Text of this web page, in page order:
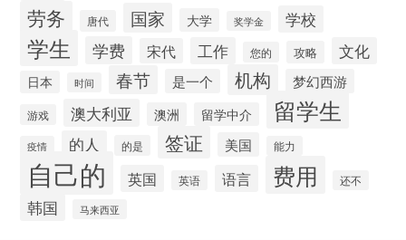
劳务 唐代 国家 大学 奖学金 学校
学生 学费 宋代 工作 您的 攻略 文化
日本 时间 春节 是一个 机构 梦幻西游
游戏 澳大利亚 澳洲 留学中介 留学生
疫情 的人 的是 签证 美国 能力
自己的 英国 英语 语言 费用 还不
韩国 马来西亚